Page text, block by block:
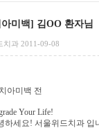
아미백] 김OO 환자님
치과 2011-09-08
치아미백
Your Life!
하세요! 서울위드치과 입